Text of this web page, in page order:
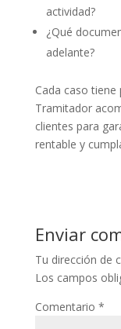
actividad?
¿Qué
adelante?
Cada caso
Tramitador
clientes para
rentable y
Enviar
Tu dirección de
Los campos
Comentario *